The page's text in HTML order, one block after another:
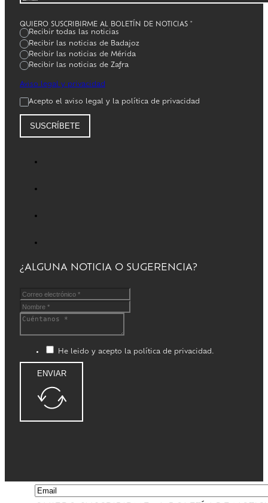
QUIERO SUSCRIBIRME AL BOLETÍN DE NOTICIAS
Recibir todas las noticias
Recibir las noticias de Badajoz
Recibir las noticias de Mérida
Recibir las noticias de Zafra
Aviso legal y privacidad
Acepto el aviso legal y la política de privacidad
SUSCRÍBETE
¿ALGUNA NOTICIA O SUGERENCIA?
He leido y acepto la política de privacidad.
ENVIAR